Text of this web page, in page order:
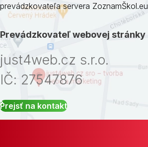
prevádzkovateľa servera ZoznamŠkol.eu
Prevádzkovateľ webovej stránky
just4web.cz s.r.o.
IČ: 27547876
Prejsť na kontakt